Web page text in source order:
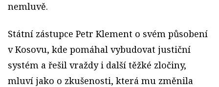
nemluvě.
Státní zástupce Petr Klement o svém působení
v Kosovu, kde pomáhal vybudovat justiční
systém a řešil vraždy i další těžké zločiny,
mluví jako o zkušenosti, která mu změnila